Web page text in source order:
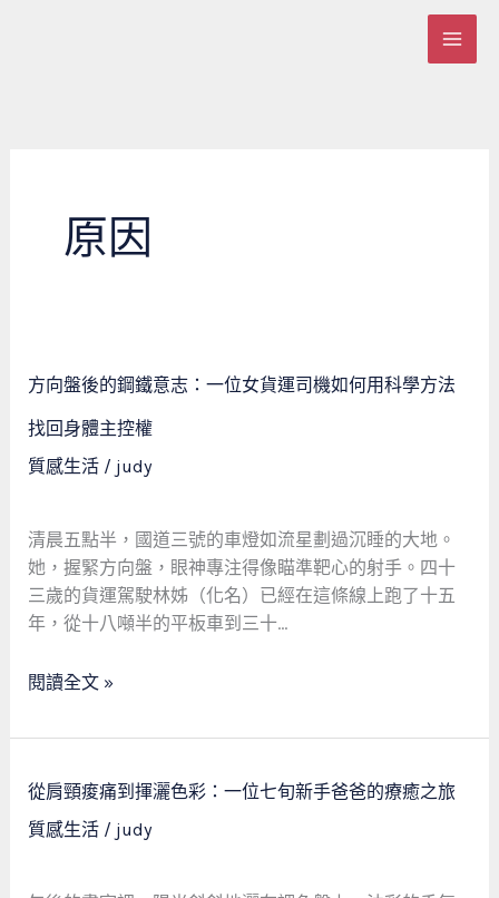
原因
方向盤後的鋼鐵意志：一位女貨運司機如何用科學方法
找回身體主控權
質感生活/ judy
清晨五點半，國道三號的車燈如流星劃過沉睡的大地。
她，握緊方向盤，眼神專注得像瞄準靶心的射手。四十
三歲的貨運駕駛林姊（化名）已經在這條線上跑了十五
年，從十八噸半的平板車到三十…
方
向
盤
後
鐵
意
志：
一
女
運
機
如
何
閱讀全文 »
從肩頸痠痛到揮灑色彩：一位七旬新手爸爸的療癒之旅
質感生活/ judy
從
肩
頸
痛